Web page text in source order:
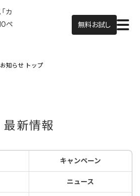
無料お試し
お知らせ トップ
最新情報
キャンペーン
ニュース